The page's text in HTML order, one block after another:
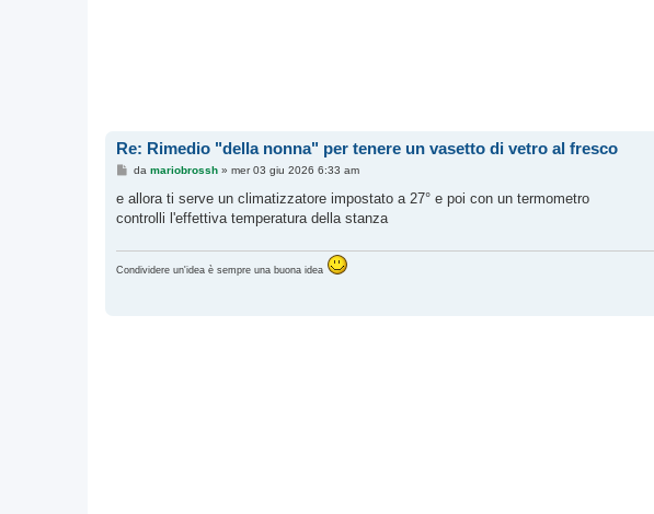
Re: Rimedio "della nonna" per tenere un vasetto di vetro al fresco
M
s
a
o
da mariobrossh» mer 03 giu 2026 6:33 am
e allora ti serve un climatizzatore impostato a 27° e poi con un termometro
controlli l'effettiva temperatura della stanza
Condividere un'idea è sempre una buona idea